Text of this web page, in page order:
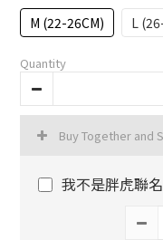
M (22-26CM) L
Quantity
Buy Together and
我不是胖虎聯